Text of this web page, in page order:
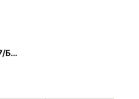
ВОДОЛАЗКА 1297/Б-1297